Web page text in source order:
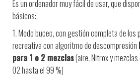
Es un ordenador muy fácil de usar, que
básicos:
1. Modo buceo, con gestión completa de
recreativa con algoritmo de descompresión
para 1 o 2 mezclas(aire, Nitrox y
O2 hasta el 99 %)